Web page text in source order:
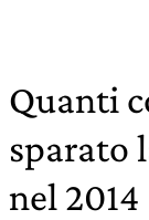
Quanti
sparato
nel 2014